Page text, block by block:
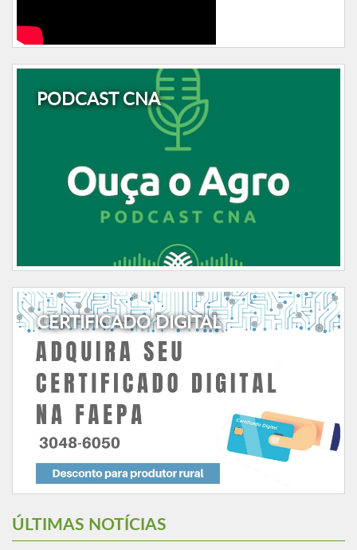
PODCAST CNA
CERTIFICADO DIGITAL
ÚLTIMAS NOTÍCIAS